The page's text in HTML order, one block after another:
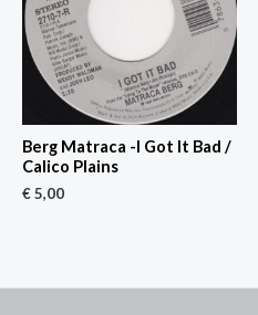
Berg Matraca -I Got It Bad /
Calico Plains
€5,00